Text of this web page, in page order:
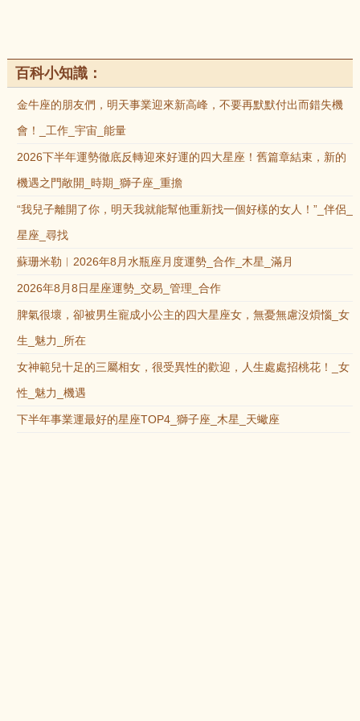
百科小知識：
金牛座的朋友們，明天事業迎來新高峰，不要再默默付出而錯失機
會！_工作_宇宙_能量
2026下半年運勢徹底反轉迎來好運的四大星座！舊篇章結束，新的
機遇之門敞開_時期_獅子座_重擔
“我兒子離開了你，明天我就能幫他重新找一個好樣的女人！”_伴侶_
星座_尋找
蘇珊米勒︱2026年8月水瓶座月度運勢_合作_木星_滿月
2026年8月8日星座運勢_交易_管理_合作
脾氣很壞，卻被男生寵成小公主的四大星座女，無憂無慮沒煩惱_女
生_魅力_所在
女神範兒十足的三屬相女，很受異性的歡迎，人生處處招桃花！_女
性_魅力_機遇
下半年事業運最好的星座TOP4_獅子座_木星_天蠍座